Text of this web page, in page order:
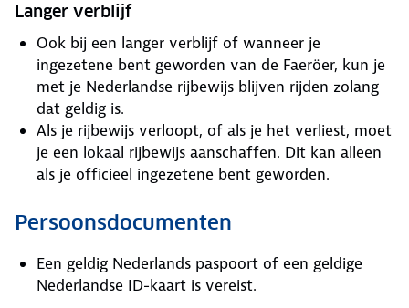
Langer verblijf
Ook bij een langer verblijf of wanneer je
ingezetene bent geworden van de Faeröer, kun je
met je Nederlandse rijbewijs blijven rijden zolang
dat geldig is.
Als je rijbewijs verloopt, of als je het verliest, moet
je een lokaal rijbewijs aanschaffen. Dit kan alleen
als je officieel ingezetene bent geworden.
Persoonsdocumenten
Een geldig Nederlands paspoort of een geldige
Nederlandse ID-kaart is vereist.